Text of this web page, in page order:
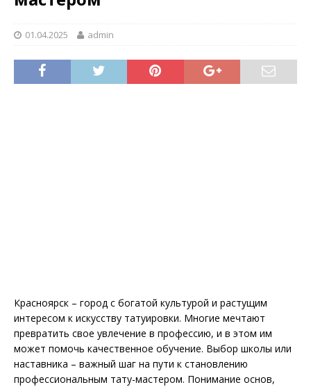
01.04.2025 admin
Красноярск – город с богатой культурой и растущим
интересом к искусству татуировки. Многие мечтают
превратить свое увлечение в профессию, и в этом им
может помочь качественное обучение. Выбор школы или
наставника – важный шаг на пути к становлению
профессиональным тату-мастером. Понимание основ,